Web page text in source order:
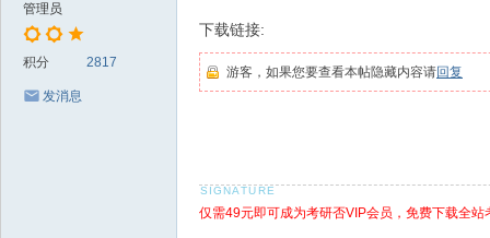
管理员
积分 2817
发消息
下载链接:
游客，如果您要查看本帖隐藏内容请回复
仅需49元即可成为考研否VIP会员，免费下载全站